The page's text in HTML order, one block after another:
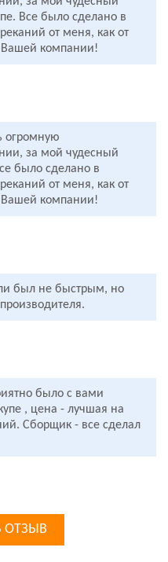
Все было сделано в
от меня, как от
Вашей компании!
огромную
за мой чудесный
было сделано в
от меня, как от
Вашей компании!
был не быстрым, но
было с вами
, цена - лучшая на
Сборщик - все сделал
ОТЗЫВ